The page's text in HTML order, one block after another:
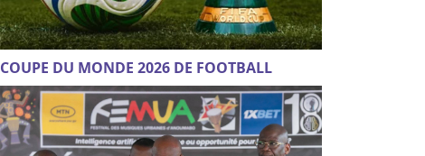
COUPE DU MONDE 2026 DE FOOTBALL